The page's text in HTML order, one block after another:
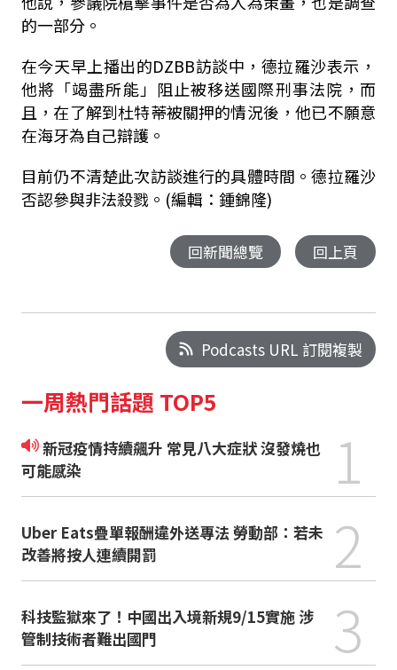
的一部分。
在今天早上播出的DZBB訪談中，德拉羅沙表示，
他將「竭盡所能」阻止被移送國際刑事法院，而
且，在了解到杜特蒂被關押的情況後，他已不願意
在海牙為自己辯護。
目前仍不清楚此次訪談進行的具體時間。德拉羅沙
否認參與非法殺戮。(編輯：鍾錦隆)
回新聞總覽 回上頁
Podcasts URL 訂閱複製
一周熱門話題 TOP5
新冠疫情持續飆升 常見八大症狀 沒發燒也
可能感染
1
Uber Eats疊單報酬違外送專法 勞動部：若未
改善將按人連續開罰
2
科技監獄來了！中國出入境新規9/15實施 涉
管制技術者難出國門
3